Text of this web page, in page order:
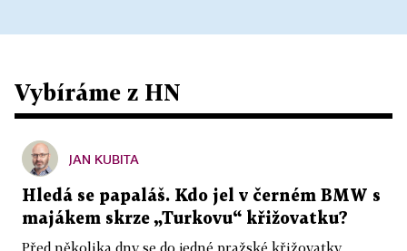
Vybíráme z HN
JAN KUBITA
Hledá se papaláš. Kdo jel v černém BMW s
majákem skrze „Turkovu“ křižovatku?
Před několika dny se do jedné pražské křižovatky